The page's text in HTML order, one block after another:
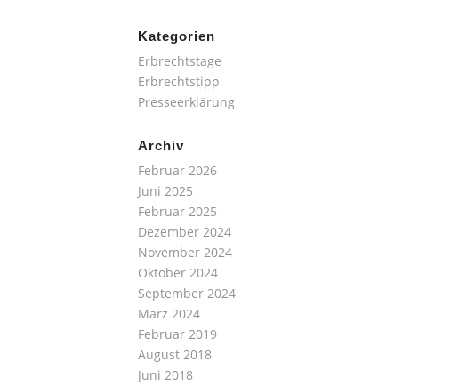
Kategorien
Erbrechtstage
Erbrechtstipp
Presseerklärung
Archiv
Februar 2026
Juni 2025
Februar 2025
Dezember 2024
November 2024
Oktober 2024
September 2024
März 2024
Februar 2019
August 2018
Juni 2018